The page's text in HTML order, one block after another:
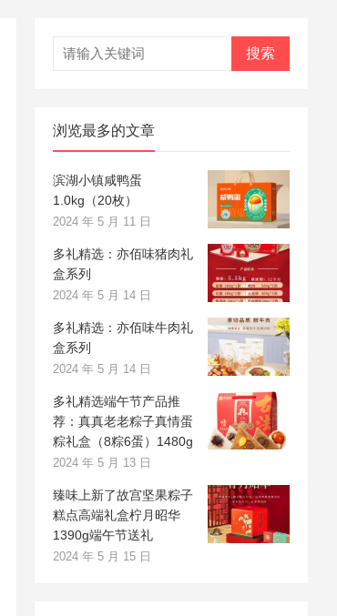
搜索
浏览最多的文章
滨湖小镇咸鸭蛋
1.0kg（20枚）
2024 年 5 月 11 日
多礼精选：亦佰味猪肉礼
盒系列
2024 年 5 月 14 日
多礼精选：亦佰味牛肉礼
盒系列
2024 年 5 月 14 日
多礼精选端午节产品推
荐：真真老老粽子真情蛋
粽礼盒（8粽6蛋）1480g
2024 年 5 月 13 日
臻味上新了故宫坚果粽子
糕点高端礼盒柠月昭华
1390g端午节送礼
2024 年 5 月 15 日